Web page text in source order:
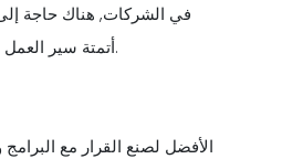
في الشركات, هناك حاجة إلى
واجهة برمجة تطبيقات Salesforce أتمتة سير العمل في مكتبك وتقليل المهام المتكررة التي لا تتطلب ذكاء بشري.